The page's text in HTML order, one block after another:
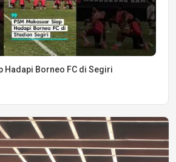
Hadapi Borneo FC di Segiri